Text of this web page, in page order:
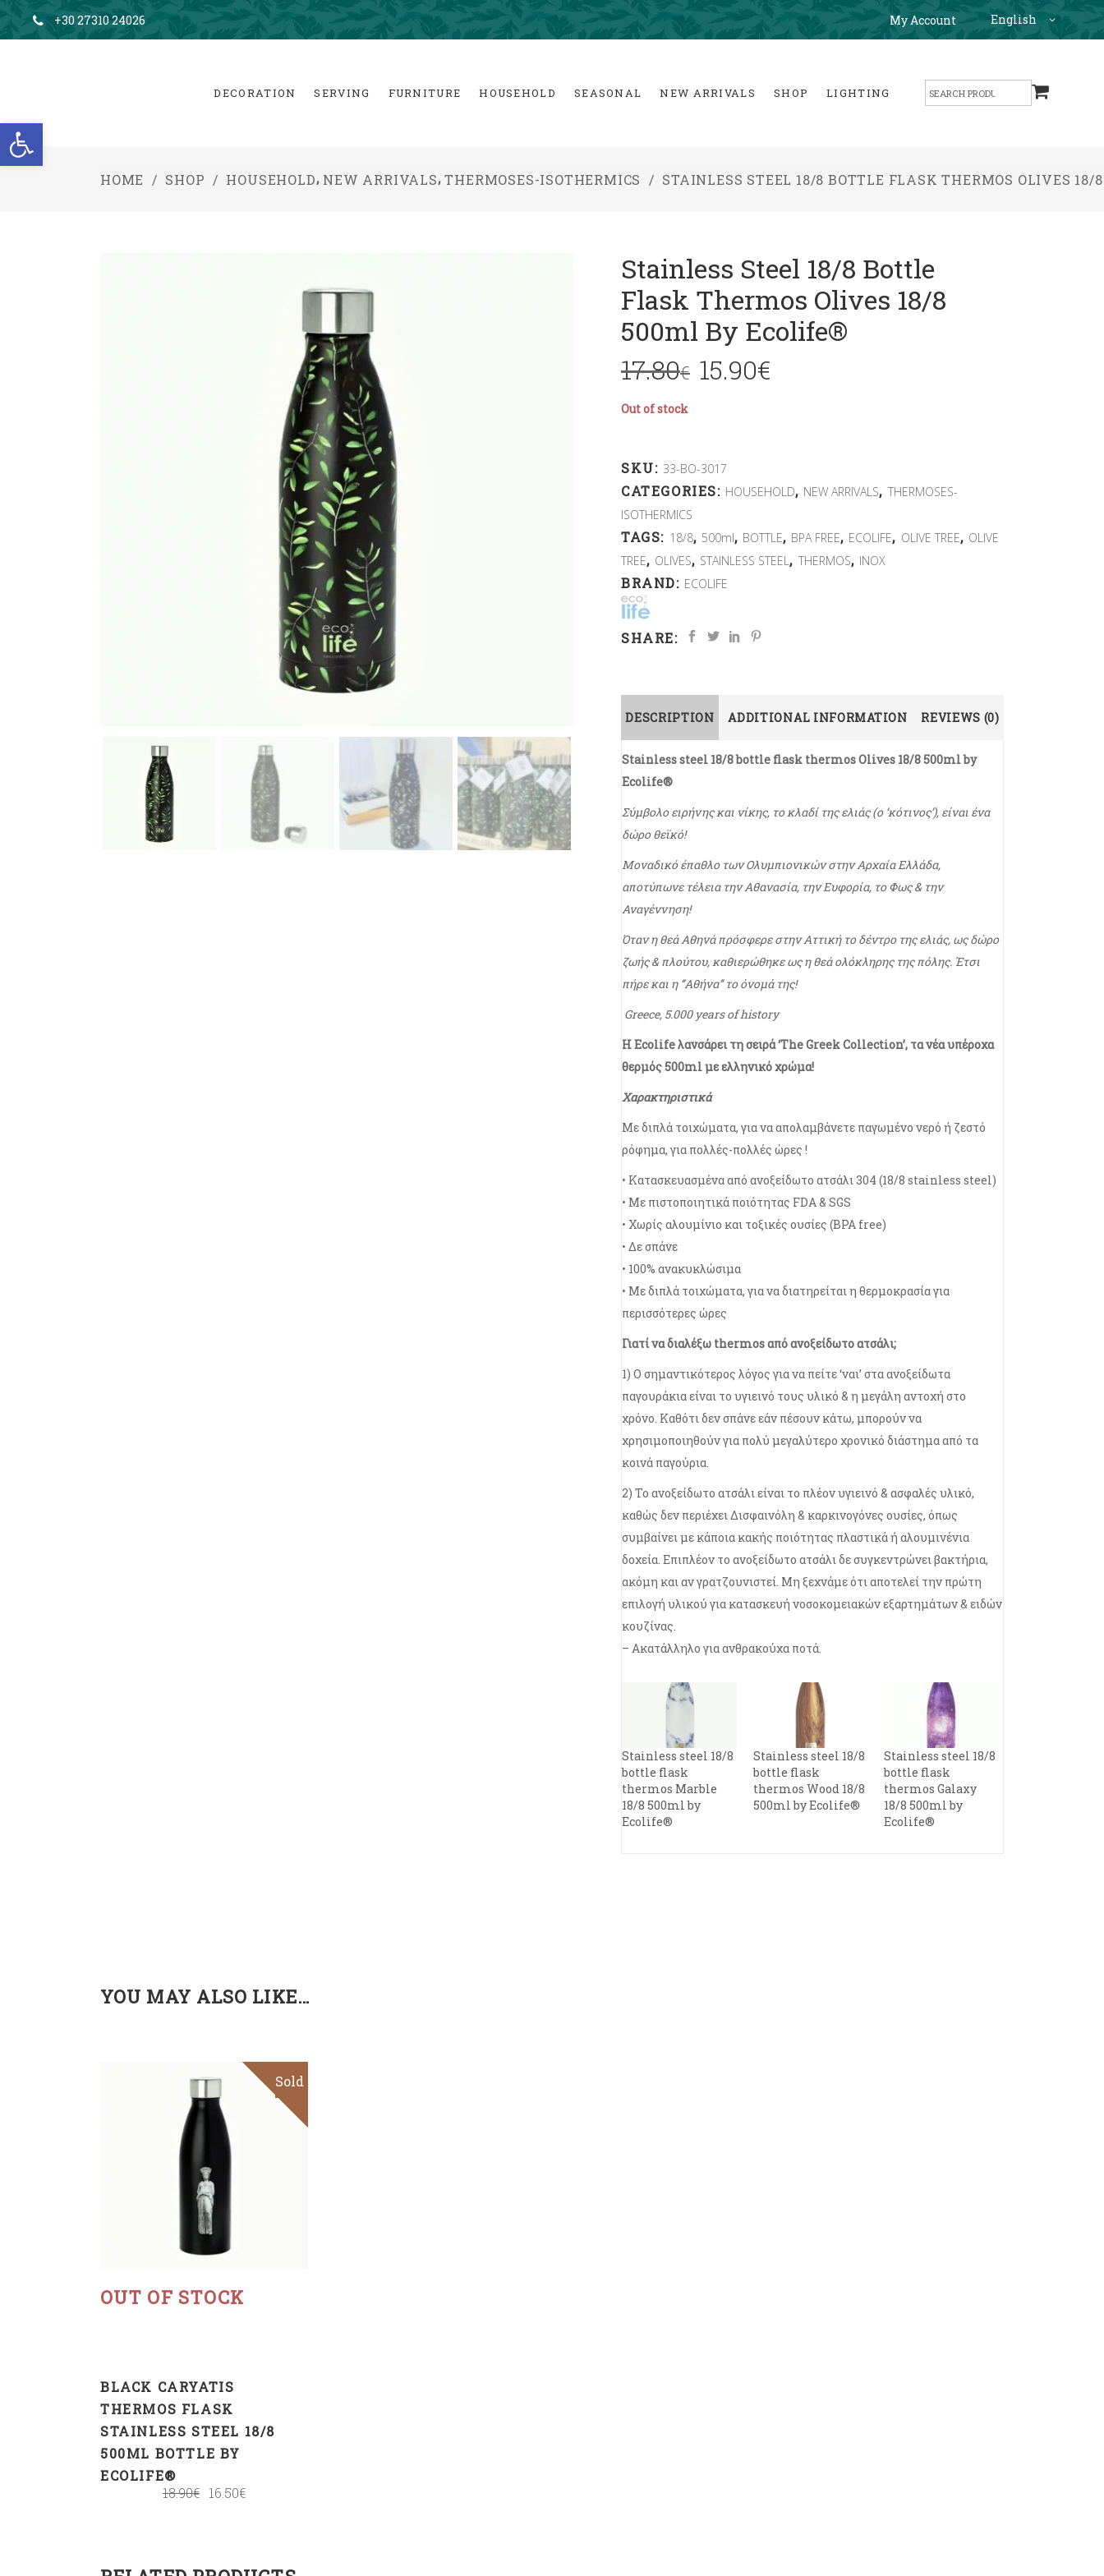
Open toolbar
+30 27310 24026 My Account English
DECORATION SERVING FURNITURE HOUSEHOLD SEASONAL NEW ARRIVALS SHOP LIGHTING
Search
HOME / SHOP / HOUSEHOLD, NEW ARRIVALS,THERMOSES-ISOTHERMICS / STAINLESS STEEL 18/8 BOTTLE FLASK THERMOS OLIVES 18/
Stainless Steel 18/8 Bottle
Flask Thermos Olives 18/8
500ml By Ecolife®
17.80€ 15.90€
Out of stock
SKU: 33-BO-3017
CATEGORIES: HOUSEHOLD, NEW ARRIVALS, THERMOSES-
ISOTHERMICS
TAGS: 18/8, 500ml, BOTTLE, BPA FREE, ECOLIFE, OLIVE TREE, OLIVE
TREE, OLIVES, STAINLESS STEEL, THERMOS, ΙΝΟΧ
BRAND: ECOLIFE
SHARE:
DESCRIPTION ADDITIONAL INFORMATION REVIEWS (0)
Stainless steel 18/8 bottle flask thermos Olives 18/8 500ml by
Ecolife®
Σύμβολο ειρήνης και νίκης, το κλαδί της ελιάς (ο ‘κότινος’), είναι ένα
δώρο θεϊκό!
Μοναδικό έπαθλο των Ολυμπιονικών στην Αρχαία Ελλάδα,
αποτύπωνε τέλεια την Αθανασία, την Ευφορία, το Φως & την
Αναγέννηση!
Όταν η θεά Αθηνά πρόσφερε στην Αττική το δέντρο της ελιάς, ως δώρο
ζωής & πλούτου, καθιερώθηκε ως η θεά ολόκληρης της πόλης. Έτσι
πήρε και η ‘’Αθήνα’’ το όνομά της!
Greece, 5.000 years of history
H Ecolife λανσάρει τη σειρά ‘The Greek Collection’, τα νέα υπέροχα
θερμός 500ml με ελληνικό χρώμα!
Xαρακτηριστικά
Με διπλά τοιχώματα, για να απολαμβάνετε παγωμένο νερό ή ζεστό
ρόφημα, για πολλές-πολλές ώρες !
• Κατασκευασμένα από ανοξείδωτο ατσάλι 304 (18/8 stainless steel)
• Με πιστοποιητικά ποιότητας FDA & SGS
• Χωρίς αλουμίνιο και τοξικές ουσίες (BPA free)
• Δε σπάνε
• 100% ανακυκλώσιμα
• Με διπλά τοιχώματα, για να διατηρείται η θερμοκρασία για
περισσότερες ώρες
Γιατί να διαλέξω thermos από ανοξείδωτο ατσάλι;
1) O σημαντικότερος λόγος για να πείτε ‘ναι’ στα ανοξείδωτα
παγουράκια είναι το υγιεινό τους υλικό & η μεγάλη αντοχή στο
χρόνο. Καθότι δεν σπάνε εάν πέσουν κάτω, μπορούν να
χρησιμοποιηθούν για πολύ μεγαλύτερο χρονικό διάστημα από τα
κοινά παγούρια.
2) Το ανοξείδωτο ατσάλι είναι το πλέον υγιεινό & ασφαλές υλικό,
καθώς δεν περιέχει Δισφαινόλη & καρκινογόνες ουσίες, όπως
συμβαίνει με κάποια κακής ποιότητας πλαστικά ή αλουμινένια
δοχεία. Επιπλέον το ανοξείδωτο ατσάλι δε συγκεντρώνει βακτήρια,
ακόμη και αν γρατζουνιστεί. Μη ξεχνάμε ότι αποτελεί την πρώτη
επιλογή υλικού για κατασκευή νοσοκομειακών εξαρτημάτων & ειδών
κουζίνας.
– Ακατάλληλο για ανθρακούχα ποτά.
Stainless steel 18/8
bottle flask
thermos Marble
18/8 500ml by
Ecolife®
Stainless steel 18/8
bottle flask
thermos Wood 18/8
500ml by Ecolife®
Stainless steel 18/8
bottle flask
thermos Galaxy
18/8 500ml by
Ecolife®
YOU MAY ALSO LIKE…
Sale
OUT OF STOCK
Sold
Read more
BLACK CARYATIS
THERMOS FLASK
STAINLESS STEEL 18/8
500ML BOTTLE BY
ECOLIFE®
18.90€ 16.50€